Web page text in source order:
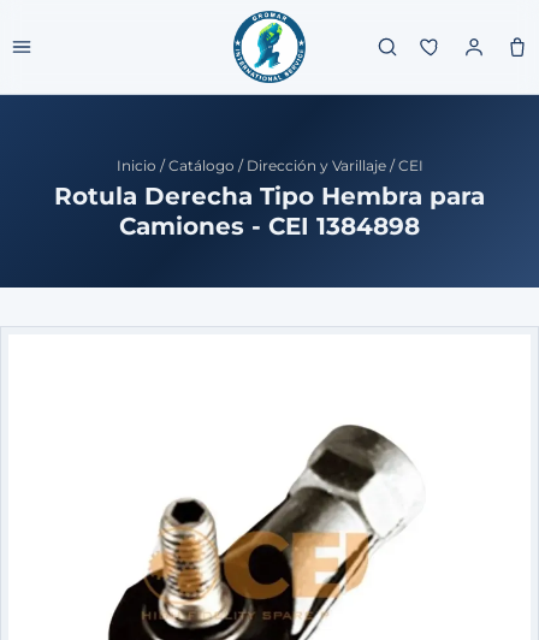
Inicio /Catálogo / Dirección y Varillaje /CEI
Rotula Derecha Tipo Hembra para
Camiones - CEI 1384898